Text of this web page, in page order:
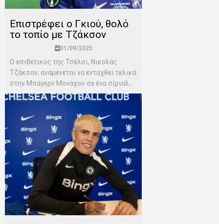
Επιστρέφει ο Γκιού, θολό
το τοπίο με Τζάκσον
01/09/2025
Ο επιθετικός της Τσέλσι, Νικολάς
Τζάκσον, αναμένεται να ενταχθεί τελικά
στην Μπάγερν Μονάχου σε ένα σίριαλ...